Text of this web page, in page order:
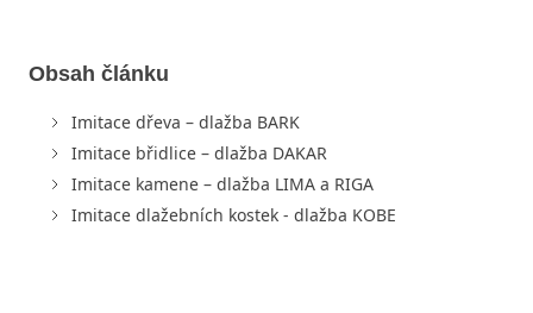
Obsah článku
Imitace dřeva – dlažba BARK
Imitace břidlice – dlažba DAKAR
Imitace kamene – dlažba LIMA a RIGA
Imitace dlažebních kostek - dlažba KOBE